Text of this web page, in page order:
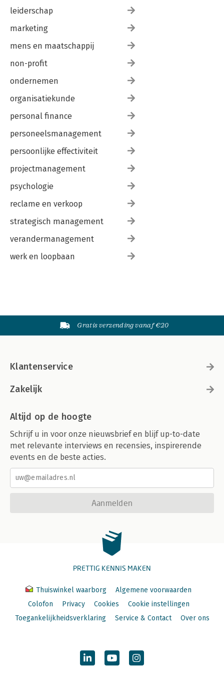
Belang van leergroepen 228
8. MOEDIG ONTGLIPT 232
Kijk, zie en bewonder 235
Vertrouw je voeten en beweeg 241
leiderschap
marketing
mens en maatschappij
non-profit
ondernemen
organisatiekunde
personal finance
personeelsmanagement
persoonlijke effectiviteit
projectmanagement
psychologie
reclame en verkoop
strategisch management
verandermanagement
werk en loopbaan
Gratis verzending vanaf €20
Klantenservice
Zakelijk
Altijd op de hoogte
Schrijf u in voor onze nieuwsbrief en blijf up-to-date
met relevante interviews en recensies, inspirerende
events en de beste acties.
Aanmelden
PRETTIG KENNIS MAKEN
Thuiswinkel waarborg
Algemene voorwaarden
Colofon
Privacy Cookies
Cookie instellingen
Toegankelijkheidsverklaring
Service & Contact Over ons